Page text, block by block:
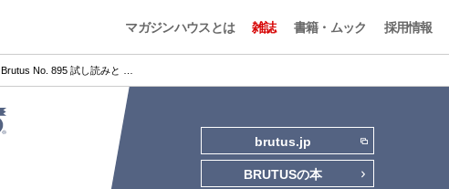
マガジンハウスとは 雑誌 書籍・ムック 採用情報
Brutus No. 895 試し読みと …
brutus.jp
BRUTUSの本